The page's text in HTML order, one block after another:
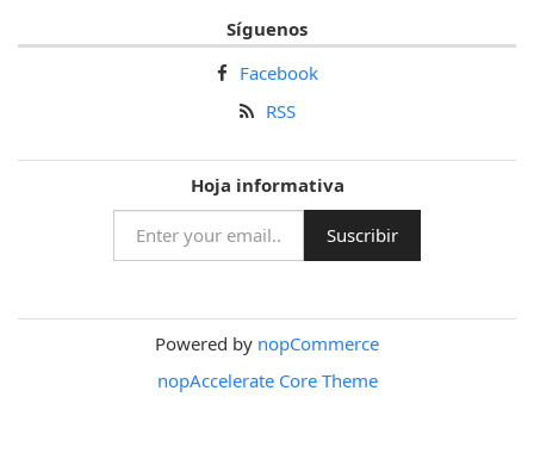
Síguenos
Facebook
RSS
Hoja informativa
Powered by nopCommerce
nopAccelerate Core Theme